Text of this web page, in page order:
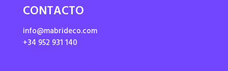
CONTACTO
info@mabrideco.com
+34 952 931 140